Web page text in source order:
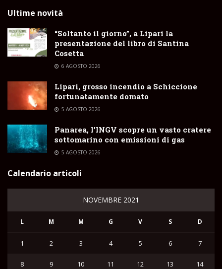
Ultime novità
“Soltanto il giorno”, a Lipari la
presentazione del libro di Santina
Cosetta
6 AGOSTO 2026
Lipari, grosso incendio a Schiccione
fortunatamente domato
5 AGOSTO 2026
Panarea, l’INGV scopre un vasto cratere
sottomarino con emissioni di gas
5 AGOSTO 2026
Calendario articoli
NOVEMBRE 2021
L M M G V S D
1 2 3 4 5 6 7
8 9 10 11 12 13 14